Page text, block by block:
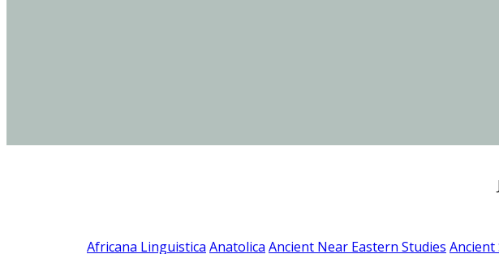
Africana Linguistica Anatolica Ancient Near Eastern Studies Ancient